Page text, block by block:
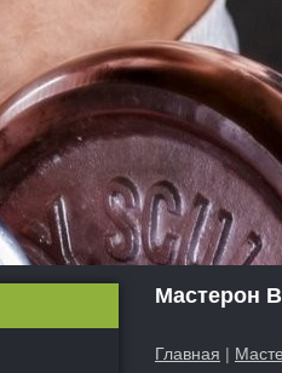
Мастерон
Главная |